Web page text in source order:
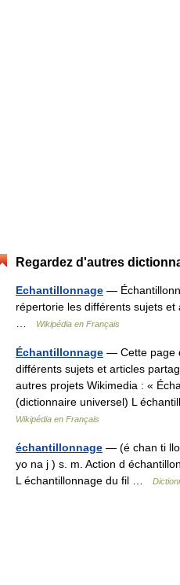
Regardez d'autres
Echantillonnage —
répertorie les différents sujets
Wikipédia en Français
Échantillonnage — Cette page
différents sujets et articles
autres projets Wikimedia : «
(dictionnaire universel) L
Wikipédia en Français
échantillonnage — (é chan ti
yo na j ) s. m. Action d
L échantillonnage du fil …